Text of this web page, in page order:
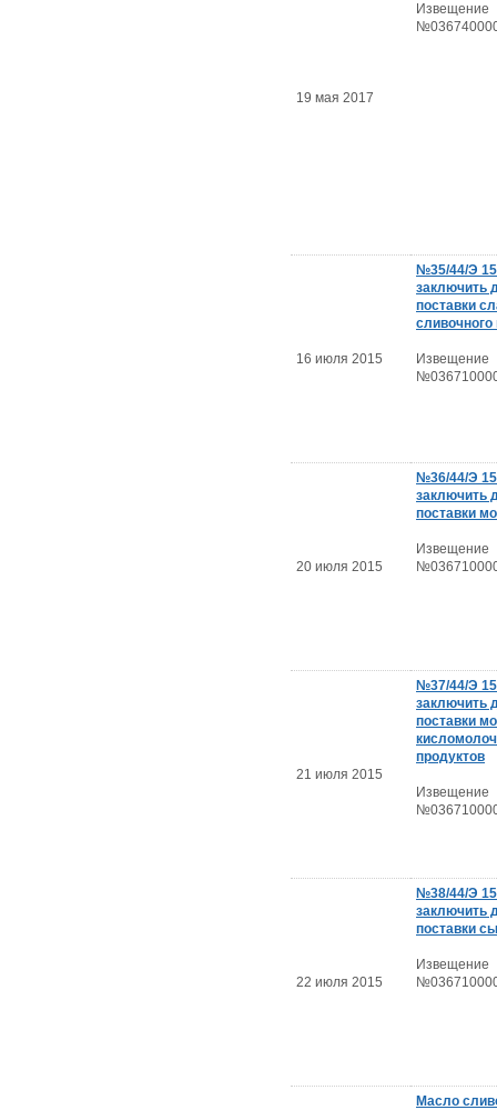
19 мая 2017
Извещение
16 июля 2015
№35/44/Э
заключить
поставки
Извещение
20 июля 2015
№36/44/Э
заключить
поставки
Извещение
21 июля 2015
№37/44/Э
заключить
поставки
продуктов
Извещение
22 июля 2015
№38/44/Э
заключить
поставки
Извещение
Масло